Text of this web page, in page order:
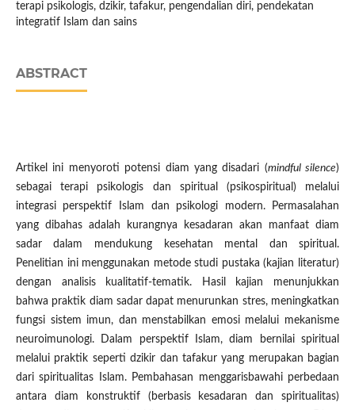
terapi psikologis, dzikir, tafakur, pengendalian diri, pendekatan
integratif Islam dan sains
ABSTRACT
Artikel ini menyoroti potensi diam yang disadari (mindful silence)
sebagai terapi psikologis dan spiritual (psikospiritual) melalui
integrasi perspektif Islam dan psikologi modern. Permasalahan
yang dibahas adalah kurangnya kesadaran akan manfaat diam
sadar dalam mendukung kesehatan mental dan spiritual.
Penelitian ini menggunakan metode studi pustaka (kajian literatur)
dengan analisis kualitatif-tematik. Hasil kajian menunjukkan
bahwa praktik diam sadar dapat menurunkan stres, meningkatkan
fungsi sistem imun, dan menstabilkan emosi melalui mekanisme
neuroimunologi. Dalam perspektif Islam, diam bernilai spiritual
melalui praktik seperti dzikir dan tafakur yang merupakan bagian
dari spiritualitas Islam. Pembahasan menggarisbawahi perbedaan
antara diam konstruktif (berbasis kesadaran dan spiritualitas)